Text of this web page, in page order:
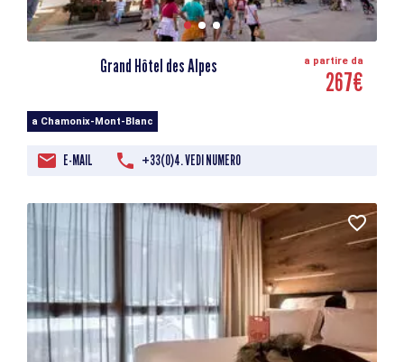
Grand Hôtel des Alpes a partire da
267€
a Chamonix-Mont-Blanc
E-MAIL +33(0)4. VEDI NUMERO